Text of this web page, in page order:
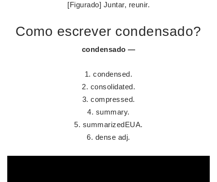
[Figurado] Juntar, reunir.
Como escrever condensado?
condensado —
condensed.
consolidated.
compressed.
summary.
summarizedEUA.
dense adj.